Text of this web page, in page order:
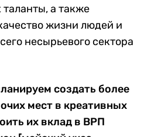
таланты, а также
жизни людей и
несырьевого сектора
создать более
мест в креативных
их вклад в ВРП